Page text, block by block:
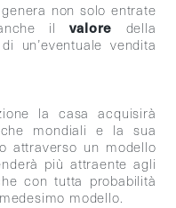
non solo entrate
ilvalore della
un’eventuale vendita
la casa acquisirà
mondiali e la sua
attraverso un modello
più attraente agli
con tutta probabilità
modello.